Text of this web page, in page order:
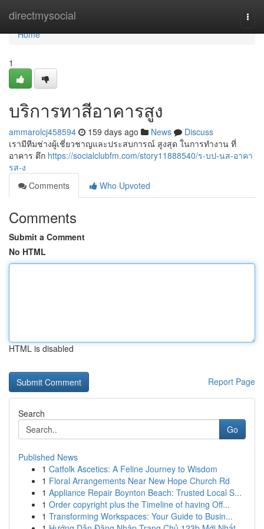
directmysocial
Home
Home
1
บริการทาสีอาคารสูง
ammarolcj458594 159 days ago News
Discuss
เรามีทีมช่างผู้เชี่ยวชาญและประสบการณ์ สูงสุด ในการทำงาน ที่
อาคาร ตึก https://socialclubfm.com/story11888540/ร-บป-นส-อาคา
รส-ง
Comments
Who Upvoted
Comments
Submit a Comment
No HTML
HTML is disabled
Report Page
Search
Go
Published News
1 Catfolk Ascetics: A Feline Journey to Wisdom
1 Floral Arrangements Near New Hope Church Rd
1 Appliance Repair Boynton Beach: Trusted Local S...
1 Order copyright plus the Timeline of having Off...
1 Transforming Workspaces: Your Guide to Busin...